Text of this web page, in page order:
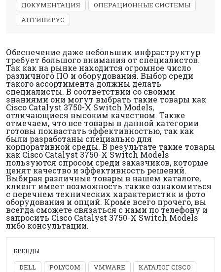
ДОКУМЕНТАЦИЯ
ОПЕРАЦИОННЫЕ СИСТЕМЫ
АНТИВИРУС
Обеспечение даже небольших инфраструктур
требует большого внимания от специалистов.
Так как на рынке находится огромное число
различного ПО и оборудования. Выбор среди
такого ассортимента должны делать
специалисты. В соответствии со своими
знаниями они могут выбрать такие товары как
Cisco Catalyst 3750-X Switch Models,
отличающиеся высоким качеством. Также
отмечаем, что все товары в данной категории
готовы похвастать эффективностью, так как
были разработаны специально для
корпоративной среды. В результате такие товары
как Cisco Catalyst 3750-X Switch Models
пользуются спросом среди заказчиков, которые
ценят качество и эффективность решений.
Выбирая различные товары в нашем каталоге,
клиент имеет возможность также ознакомиться
с перечнем технических характеристик и фото
оборудования и опций. Кроме всего прочего, вы
всегда сможете связаться с нами по телефону и
запросить Cisco Catalyst 3750-X Switch Models
либо консультации.
БРЕНДЫ
DELL POLYCOM VMWARE
КАТАЛОГ CISCO